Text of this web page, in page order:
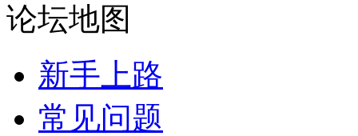
论坛地图
新手上路
常见问题